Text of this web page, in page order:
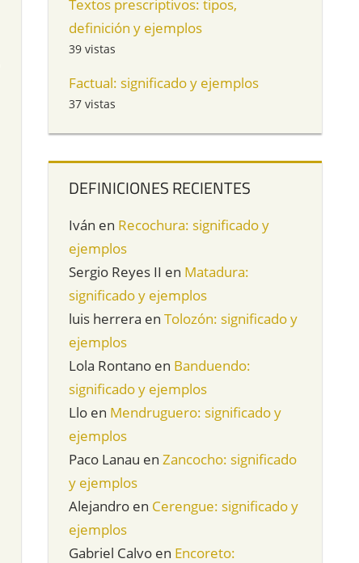
Textos prescriptivos: tipos,
definición y ejemplos
39 vistas
Factual: significado y ejemplos
37 vistas
DEFINICIONES RECIENTES
Iván en Recochura: significado y
ejemplos
Sergio Reyes II en Matadura:
significado y ejemplos
luis herrera enTolozón: significado y
ejemplos
Lola Rontano en Banduendo:
significado y ejemplos
Llo en Mendruguero: significado y
ejemplos
Paco Lanau enZancocho: significado
y ejemplos
Alejandro en Cerengue: significado y
ejemplos
Gabriel Calvo en Encoreto: